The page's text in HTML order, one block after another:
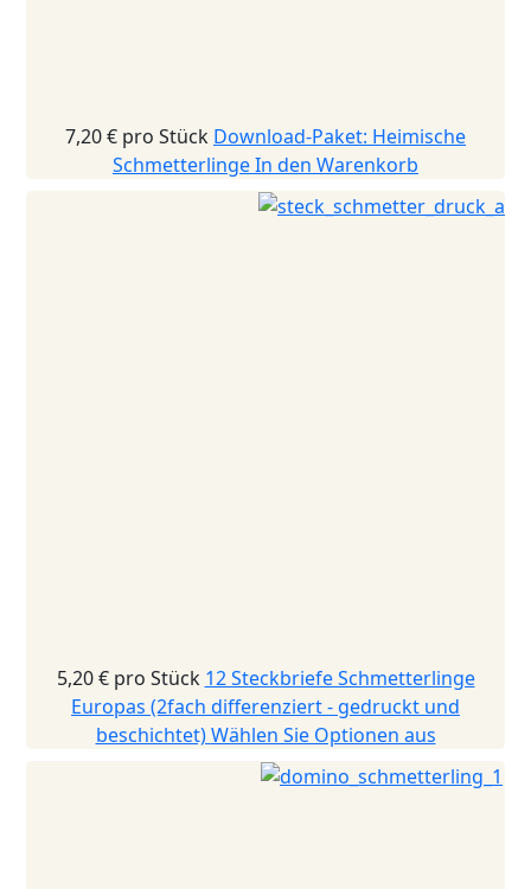
7,20 € pro Stück Download-Paket: Heimische
SchmetterlingeIn den Warenkorb
5,20 € pro Stück 12 Steckbriefe Schmetterlinge
Europas (2fach differenziert - gedruckt und
beschichtet)Wählen Sie Optionen aus